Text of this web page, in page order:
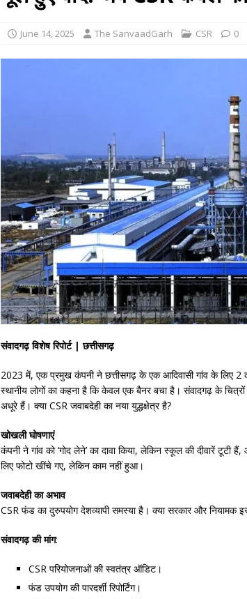
[ August 5, 2026 ]
[ August 5, 2026 ] Congress rally in
June 14, 2025 The SanvaadGarh CSR 0
संवादगढ़ विशेष रिपोर्ट | छत्तीसगढ़
2023 में, एक प्रमुख कंपनी ने छत्तीसगढ़ के एक आदिवासी गांव के लिए 2
स्थानीय लोगों का कहना है कि केवल एक बैनर बचा है। संवादगढ़ के
अधूरे हैं। क्या CSR जवाबदेही का नया युद्धक्षेत्र है?
खोखली घोषणाएं
कंपनी ने गांव को ‘गोद लेने’ का दावा किया, लेकिन स्कूल की दीवारें टूटी
लिए फोटो खींचे गए, लेकिन काम नहीं हुआ।
जवाबदेही का अभाव
CSR फंड का दुरुपयोग देशव्यापी समस्या है। क्या सरकार और नियामक
संवादगढ़ की मांग:
CSR परियोजनाओं की स्वतंत्र ऑडिट।
फंड उपयोग की पारदर्शी रिपोर्टिंग।